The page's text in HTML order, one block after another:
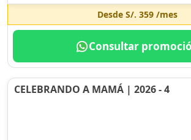
Desde S/. 359/mes
Consultar
CELEBRANDO A MAMÁ | 2026 - 4